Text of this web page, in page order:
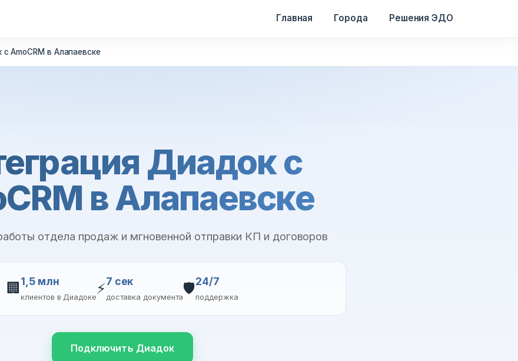
Главная Города Решения ЭДО
AmoCRM в Алапаевске
Диадок с
в Алапаевске
отдела продаж и мгновенной отправки КП и договоров
🏢 1,5 млн
клиентов в Диадоке
⚡7 сек
доставка документа
🛡️24/7
поддержка
Подключить Диадок